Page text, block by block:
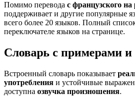
Помимо перевода с французского на
поддерживает и другие популярные
всего более 20 языков. Полный
переключателе языков на странице.
Словарь с примерами и
Встроенный словарь показывает
употребления и устойчивые
доступна озвучка произношения.